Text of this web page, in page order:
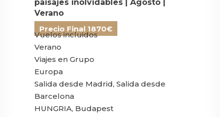
Precio Final 1870€
paisajes inolvidables | Agosto |
Verano
Vuelos incluidos
Verano
Viajes en Grupo
Europa
Salida desde Madrid, Salida desde
Barcelona
HUNGRIA, Budapest